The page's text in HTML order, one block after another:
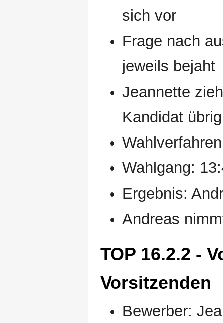
sich vor
Frage nach
jeweils bejaht
Jeannette
Kandidat übrig
Wahlgang:
Ergebnis:
Andreas
TOP 16.2.2 -
Vorsitzenden
Bewerber: